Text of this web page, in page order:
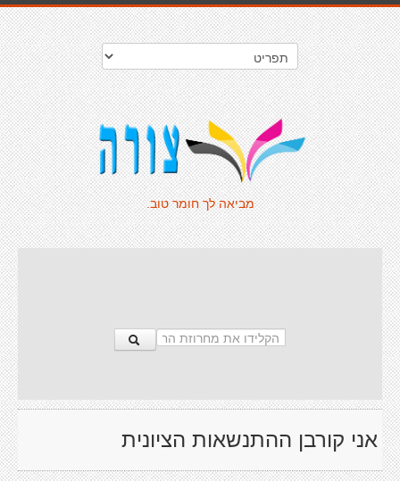
מביאה לך חומר טוב.
אני קורבן ההתנשאות הציונית